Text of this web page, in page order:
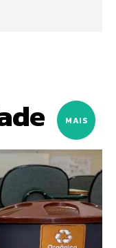
MAIS